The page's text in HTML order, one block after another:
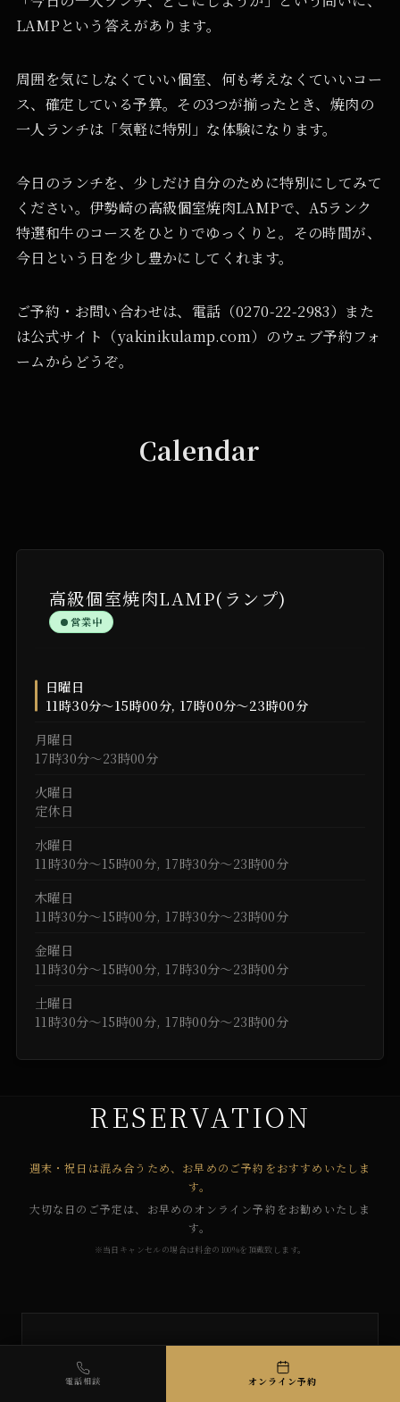
LAMPという答えがあります。
周囲を気にしなくていい個室、何も考えなくていいコー
ス、確定している予算。その3つが揃ったとき、焼肉の
一人ランチは「気軽に特別」な体験になります。
今日のランチを、少しだけ自分のために特別にしてみて
ください。伊勢崎の高級個室焼肉LAMPで、A5ランク
特選和牛のコースをひとりでゆっくりと。その時間が、
今日という日を少し豊かにしてくれます。
ご予約・お問い合わせは、電話（0270-22-2983）また
は公式サイト（yakinikulamp.com）のウェブ予約フォ
ームからどうぞ。
Calendar
高級個室焼肉LAMP(ランプ)
営業中
日曜日
11時30分～15時00分, 17時00分～23時00分
月曜日
17時30分～23時00分
火曜日
定休日
水曜日
11時30分～15時00分, 17時30分～23時00分
木曜日
11時30分～15時00分, 17時30分～23時00分
金曜日
11時30分～15時00分, 17時30分～23時00分
土曜日
11時30分～15時00分, 17時00分～23時00分
RESERVATION
週末・祝日は混み合うため、お早めのご予約をおすすめいたしま
す。
大切な日のご予定は、お早めのオンライン予約をお勧めいたしま
す。
※当日キャンセルの場合は料金の100%を頂戴致します。
電話相談 オンライン予約